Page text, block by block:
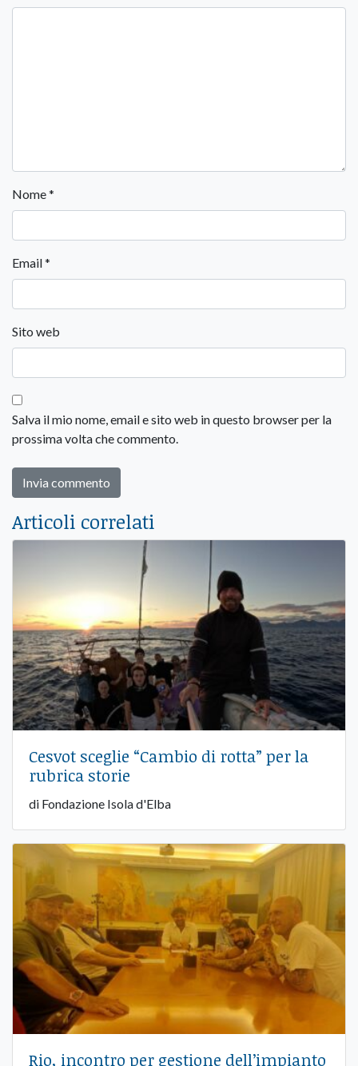
Nome*
Email*
Sito web
Salva il mio nome, email e sito web in questo browser per la
prossima volta che commento.
Articoli correlati
Cesvot sceglie “Cambio di rotta” per la
rubrica storie
di Fondazione Isola d'Elba
Rio, incontro per gestione dell’impianto